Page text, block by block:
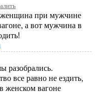
при мужчине
а вот мужчина в
разобрались.
все равно не ездить,
женском вагоне